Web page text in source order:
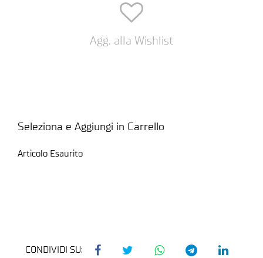
Agg. alla Wishlist
Seleziona e Aggiungi in Carrello
Articolo Esaurito
CONDIVIDI SU: